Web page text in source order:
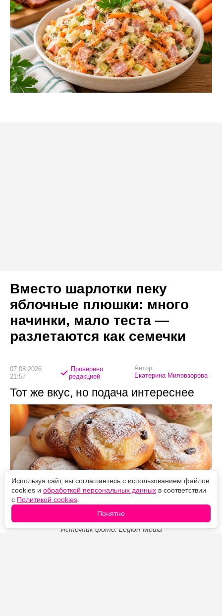
Вместо шарлотки пеку
яблочные плюшки: много
начинки, мало теста —
разлетаются как семечки
07.08.2026
21:57
Проверено
редакцией
Автор:
Екатерина Миловзорова
Тот же вкус, но подача интереснее
Источник фото: Legion-Media
Используя сайт, вы соглашаетесь с использованием файлов
cookies и обработкой персональных данных в соответствии
с Политикой cookies
Понятно